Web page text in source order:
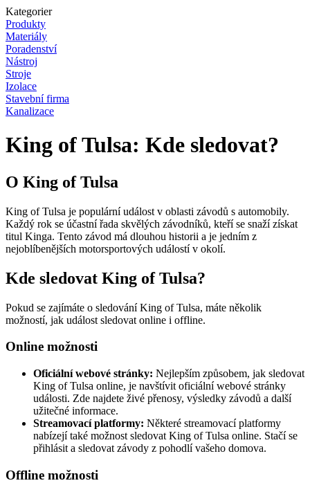
Kategorier
Produkty
Materiály
Poradenství
Nástroj
Stroje
Izolace
Stavební firma
Kanalizace
King of Tulsa: Kde sledovat?
O King of Tulsa
King of Tulsa je populární událost v oblasti závodů s automobily.
Každý rok se účastní řada skvělých závodníků, kteří se snaží získat
titul Kinga. Tento závod má dlouhou historii a je jedním z
nejoblíbenějších motorsportových událostí v okolí.
Kde sledovat King of Tulsa?
Pokud se zajímáte o sledování King of Tulsa, máte několik
možností, jak událost sledovat online i offline.
Online možnosti
Oficiální webové stránky: Nejlepším způsobem, jak sledovat
King of Tulsa online, je navštívit oficiální webové stránky
události. Zde najdete živé přenosy, výsledky závodů a další
užitečné informace.
Streamovací platformy: Některé streamovací platformy
nabízejí také možnost sledovat King of Tulsa online. Stačí se
přihlásit a sledovat závody z pohodlí vašeho domova.
Offline možnosti